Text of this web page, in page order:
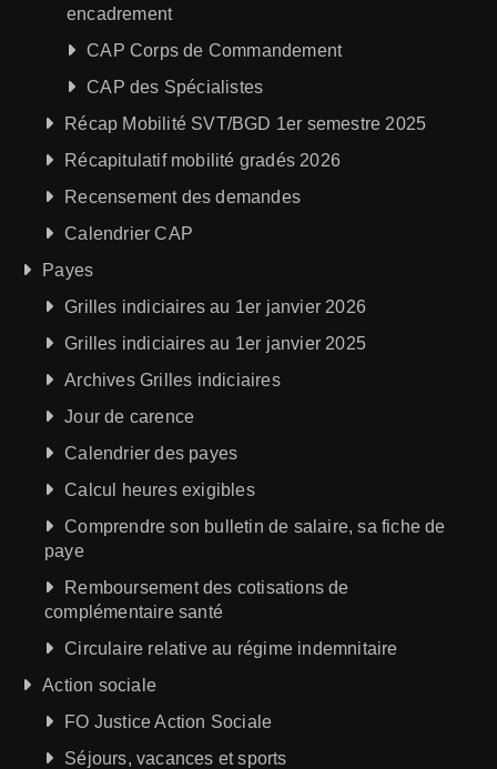
encadrement
CAP Corps de Commandement
CAP des Spécialistes
Récap Mobilité SVT/BGD 1er semestre 2025
Récapitulatif mobilité gradés 2026
Recensement des demandes
Calendrier CAP
Payes
Grilles indiciaires au 1er janvier 2026
Grilles indiciaires au 1er janvier 2025
Archives Grilles indiciaires
Jour de carence
Calendrier des payes
Calcul heures exigibles
Comprendre son bulletin de salaire, sa fiche de
paye
Remboursement des cotisations de
complémentaire santé
Circulaire relative au régime indemnitaire
Action sociale
FO Justice Action Sociale
Séjours, vacances et sports